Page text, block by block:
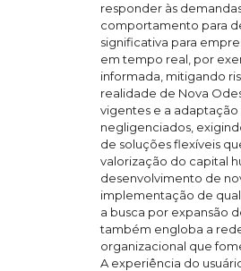
responder às
comportamento para
significativa para
em tempo real, por
informada, mitigando
realidade de Nova
vigentes e a adaptação
negligenciados,
de soluções flexíveis
valorização do capital
desenvolvimento de
implementação de
a busca por expansão
também engloba a
organizacional que
A experiência do